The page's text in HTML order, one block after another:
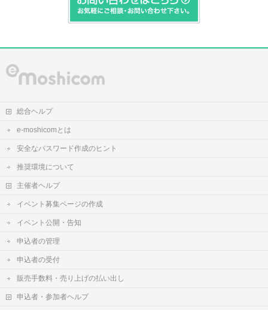
総合ヘルプ
e-moshicomとは
安全なパスワード作成のヒント
推奨環境について
主催者ヘルプ
イベント募集ページの作成
イベント公開・告知
申込者の管理
申込者の受付
販売手数料・売り上げの払い出し
申込者・参加者ヘルプ